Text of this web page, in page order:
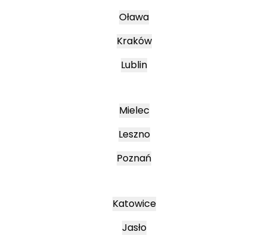
Oława
Kraków
Lublin
Mielec
Leszno
Poznań
Katowice
Jasło